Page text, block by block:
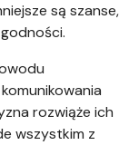
są szanse,
rozwiąże ich
wszystkim z